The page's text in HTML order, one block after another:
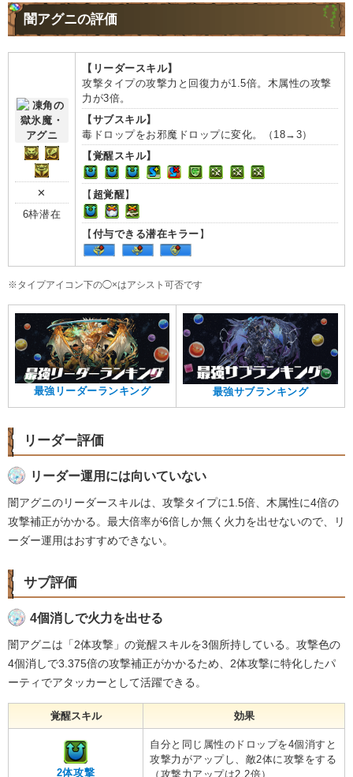
闇アグニの評価
✕
6枠潜在
【リーダースキル】
攻撃タイプの攻撃力と回復力が1.5倍。木属性の攻撃
力が3倍。
【サブスキル】
毒ドロップをお邪魔ドロップに変化。（18→3）
【覚醒スキル】
【 超覚醒】
【 付与できる潜在キラー 】
※タイプアイコン下の◯×はアシスト可否です
最強リーダーランキング 最強サブランキング
リーダー評価
リーダー運用には向いていない
闇アグニのリーダースキルは、攻撃タイプに1.5倍、木属性に4倍の
攻撃補正がかかる。最大倍率が6倍しか無く火力を出せないので、リ
ーダー運用はおすすめできない。
サブ評価
4個消しで火力を出せる
闇アグニは「2体攻撃」の覚醒スキルを3個所持している。攻撃色の
4個消しで3.375倍の攻撃補正がかかるため、2体攻撃に特化したパ
ーティでアタッカーとして活躍できる。
覚醒スキル 効果
2体攻撃
自分と同じ属性のドロップを4個消すと
攻撃力がアップし、敵2体に攻撃をする
（攻撃力アップは2.2倍）